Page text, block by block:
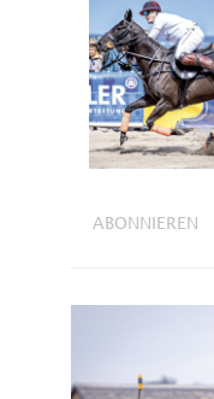
ABONNIEREN